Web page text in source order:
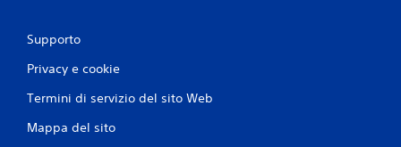
Supporto
Privacy e cookie
Termini di servizio del sito Web
Mappa del sito